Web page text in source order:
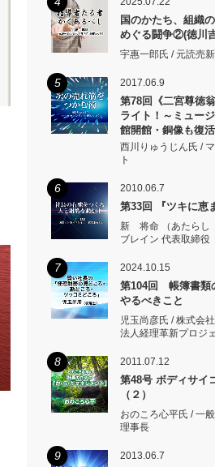
国のかたち、組織
めぐる闘争②(徳川
宇惠一郎氏 / 元読売
5 2017.06.9
第78回《二宮尊徳
ライト！～ミュー
館開館・銅像も復
西川りゅうじん氏 /
ト
6 2010.06.7
第33回 『ツキに恵
新 将命 （あたらし
ブレイン 代表取締役
7 2024.10.15
第104回 帳簿書類
やるべきこと
児玉尚彦氏 / 株式会
法人経理革新プロ
8 2011.07.12
第48号 ボディサ
（２）
おのころ心平氏 / 一
理事長
9 2013.06.7